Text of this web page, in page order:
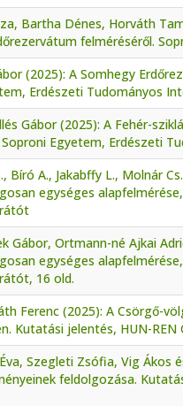
Bartha Dénes, Horváth
felméréséről.
(2025): A Somhegy
Erdészeti Tudományos
Gábor (2025): A Fehér-
Egyetem, Erdészeti
Bíró A., Jakabffy L., Molnár
egységes
Gábor, Ortmann-né Ajkai
egységes
16 old.
Ferenc (2025): A Csörgő-
Kutatási jelentés, HUN-
Szegleti Zsófia, Vig Ákos
feldolgozása.